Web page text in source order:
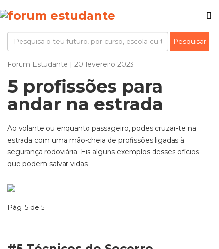
Forum Estudante | 20 fevereiro 2023
5 profissões para
andar na estrada
Ao volante ou enquanto passageiro, podes cruzar-te na
estrada com uma mão-cheia de profissões ligadas à
segurança rodoviária. Eis alguns exemplos desses ofícios
que podem salvar vidas.
Pág. 5 de 5